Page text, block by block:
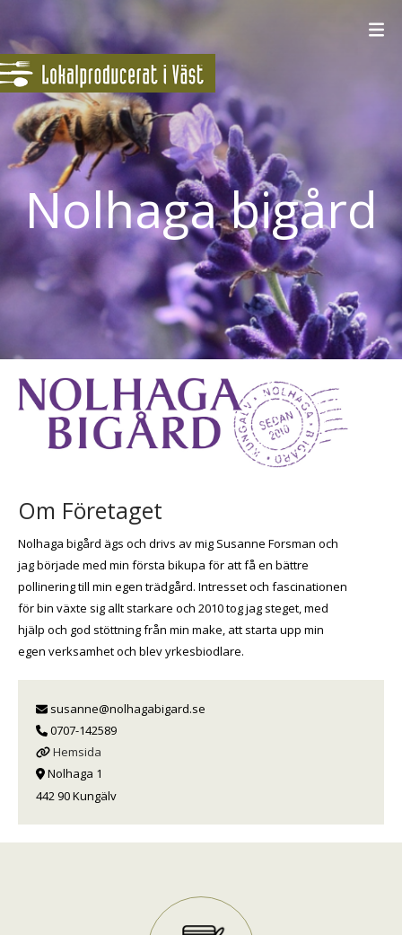
Nolhaga bigård
Om Företaget
Nolhaga bigård ägs och drivs av mig Susanne Forsman och
jag började med min första bikupa för att få en bättre
pollinering till min egen trädgård. Intresset och fascinationen
för bin växte sig allt starkare och 2010 tog jag steget, med
hjälp och god stöttning från min make, att starta upp min
egen verksamhet och blev yrkesbiodlare.
susanne@nolhagabigard.se
0707-142589
Hemsida
Nolhaga 1
442 90 Kungälv